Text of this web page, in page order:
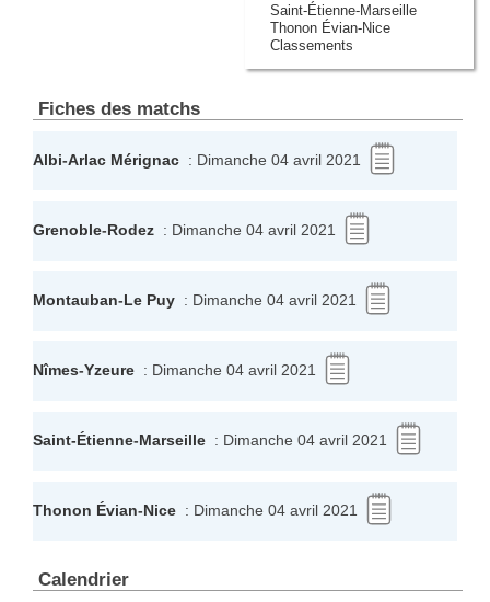
Saint-Étienne-Marseille
Thonon Évian-Nice
Classements
Fiches des matchs
Albi-Arlac Mérignac : Dimanche 04 avril 2021
Grenoble-Rodez : Dimanche 04 avril 2021
Montauban-Le Puy : Dimanche 04 avril 2021
Nîmes-Yzeure : Dimanche 04 avril 2021
Saint-Étienne-Marseille : Dimanche 04 avril 2021
Thonon Évian-Nice : Dimanche 04 avril 2021
Calendrier